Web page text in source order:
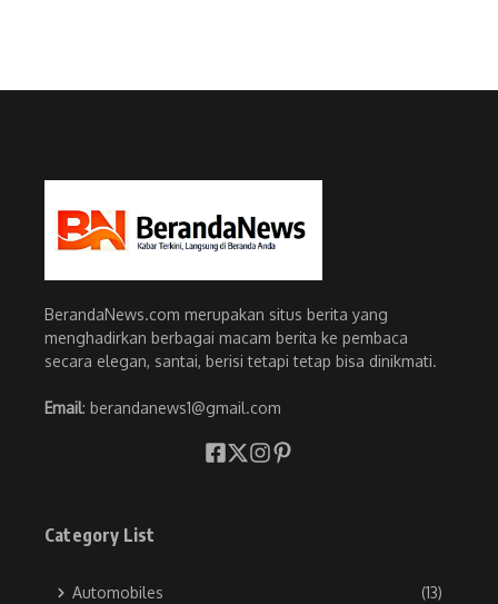
BerandaNews.com merupakan situs berita yang
menghadirkan berbagai macam berita ke pembaca
secara elegan, santai, berisi tetapi tetap bisa dinikmati.
Email: berandanews1@gmail.com
Category List
Automobiles (13)